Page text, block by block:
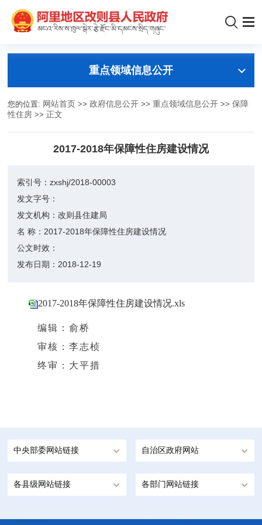
重点领域信息公开
您的位置: 网站首页 >>政府信息公开 >>重点领域信息公开 >>保障
性住房 >> 正文
2017-2018年保障性住房建设情况
索引号：zxshj/2018-00003
发文字号：
发文机构：改则县住建局
名 称： 2017-2018年保障性住房建设情况
公文时效：
发布日期： 2018-12-19
2017-2018年保障性住房建设情况.xls
编辑：俞桥
审核：李志桢
终审：大平措
中央部委网站链接 自治区政府网站
各县级网站链接 各部门网站链接